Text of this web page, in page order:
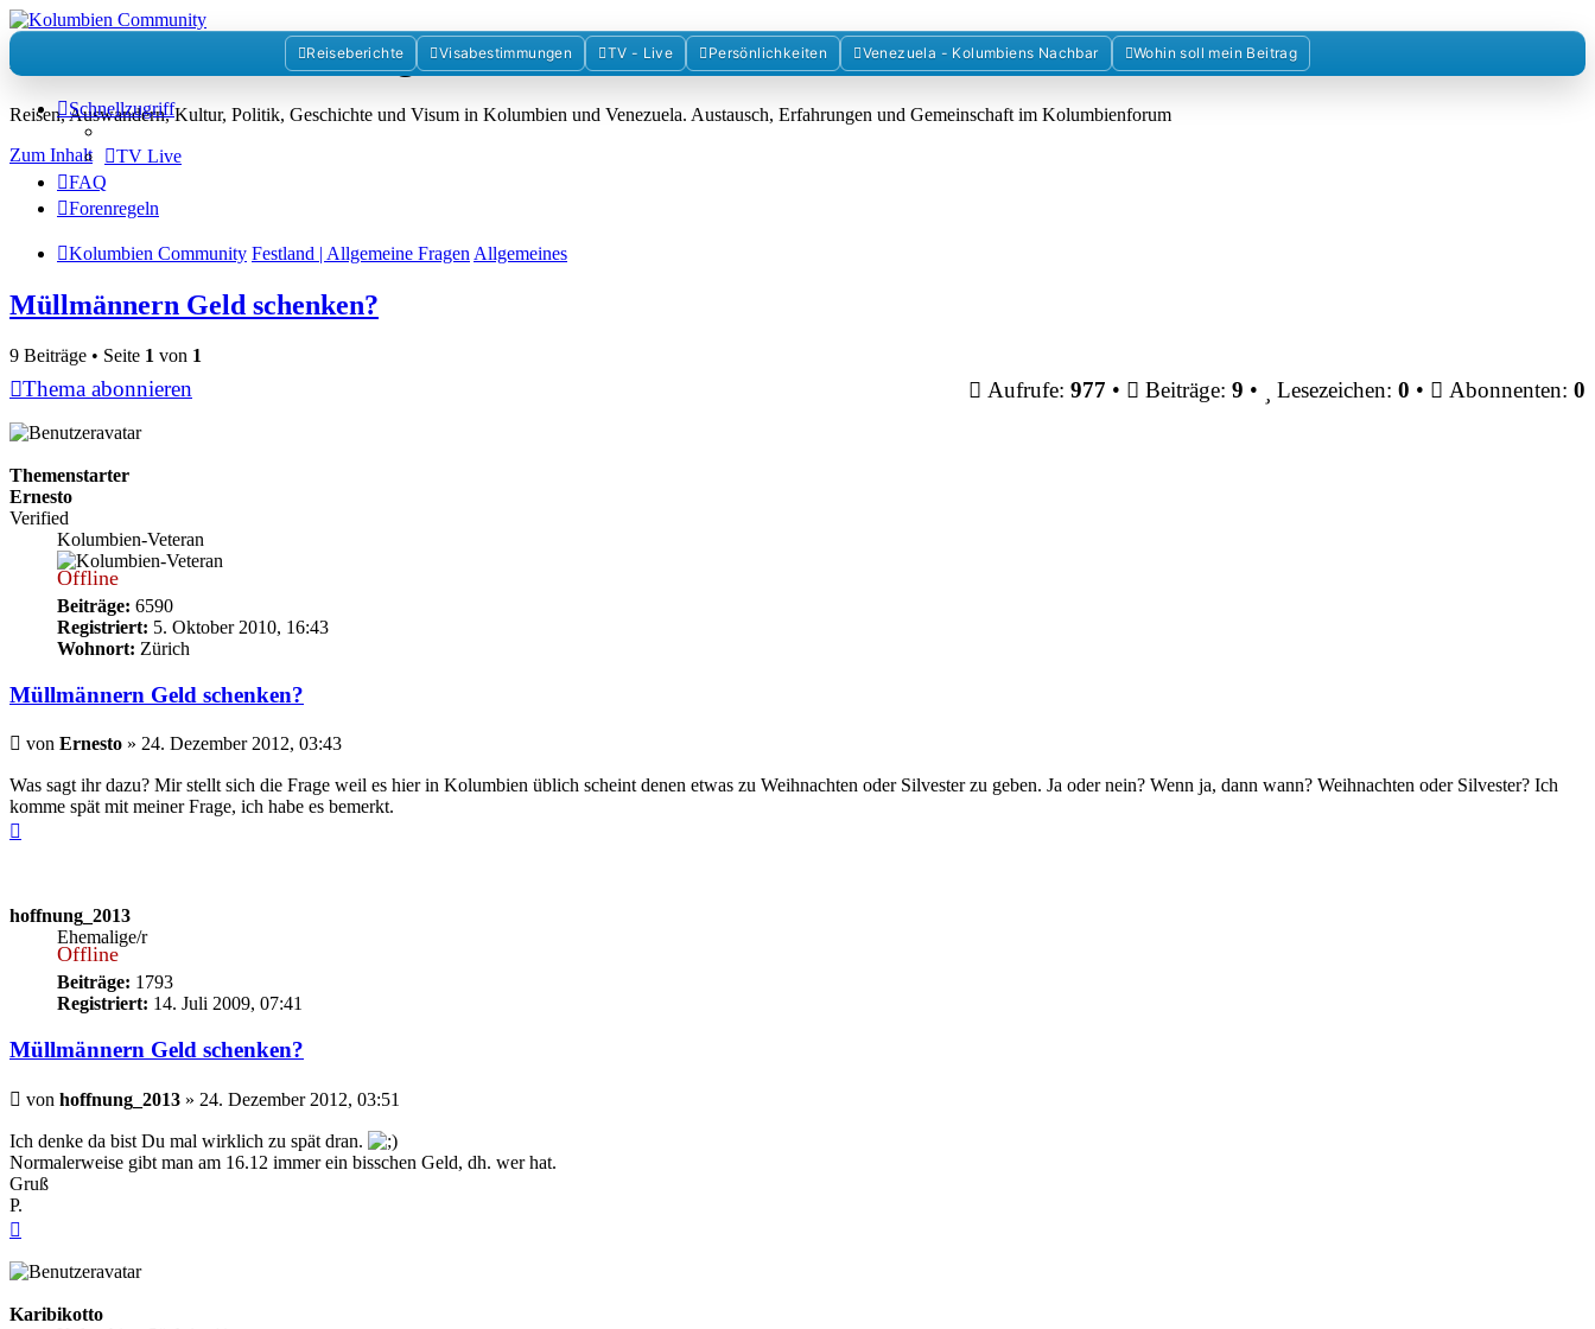
Kolumbienforum - Das grosse Forum der Freunde Kolumbiens
Reisen, Auswandern, Kultur, Politik, Geschichte und Visum in Kolumbien und Venezuela. Austausch, Erfahrungen und Gemeinschaft im Kolumbienforum
Zum Inhalt
Reiseberichte Visabestimmungen TV - Live Persönlichkeiten Venezuela - Kolumbiens Nachbar Wohin soll mein Beitrag
Schnellzugriff
TV Live
FAQ
Forenregeln
Kolumbien Community Festland | Allgemeine Fragen Allgemeines
Müllmännern Geld schenken?
9 Beiträge • Seite 1 von 1
Thema abonnieren Aufrufe: 977 • Beiträge: 9 • Lesezeichen: 0 • Abonnenten: 0
Themenstarter
Ernesto
Verified
Kolumbien-Veteran
Offline
Beiträge: 6590
Registriert: 5. Oktober 2010, 16:43
Wohnort: Zürich
Müllmännern Geld schenken?
Beitrag
von Ernesto » 24. Dezember 2012, 03:43
Was sagt ihr dazu? Mir stellt sich die Frage weil es hier in Kolumbien üblich scheint denen etwas zu Weihnachten oder Silvester zu geben. Ja oder nein? Wenn ja, dann wann? Weihnachten oder Silvester? Ich
komme spät mit meiner Frage, ich habe es bemerkt.
hoffnung_2013
Ehemalige/r
Offline
Beiträge: 1793
Registriert: 14. Juli 2009, 07:41
Müllmännern Geld schenken?
Beitrag
von hoffnung_2013 » 24. Dezember 2012, 03:51
Ich denke da bist Du mal wirklich zu spät dran.
Normalerweise gibt man am 16.12 immer ein bisschen Geld, dh. wer hat.
Gruß
P.
Karibikotto